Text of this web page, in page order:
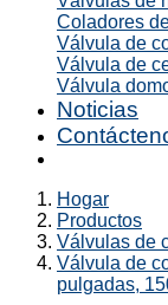
Coladores
Válvula de
Válvula de
Válvula
Noticias
Hogar
Productos
Válvulas de
Válvula de
pulgadas,